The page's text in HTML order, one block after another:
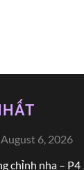
August 6, 2026
chỉnh nha – P4